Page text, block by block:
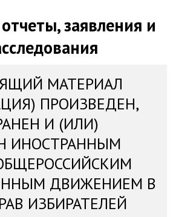
заявления и
МАТЕРИАЛ
ПРОИЗВЕДЕН,
И (ИЛИ)
ИНОСТРАННЫМ
ДВИЖЕНИЕМ В
ИЗБИРАТЕЛЕЙ